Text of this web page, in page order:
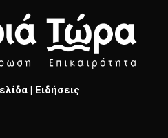
| Ειδήσεις